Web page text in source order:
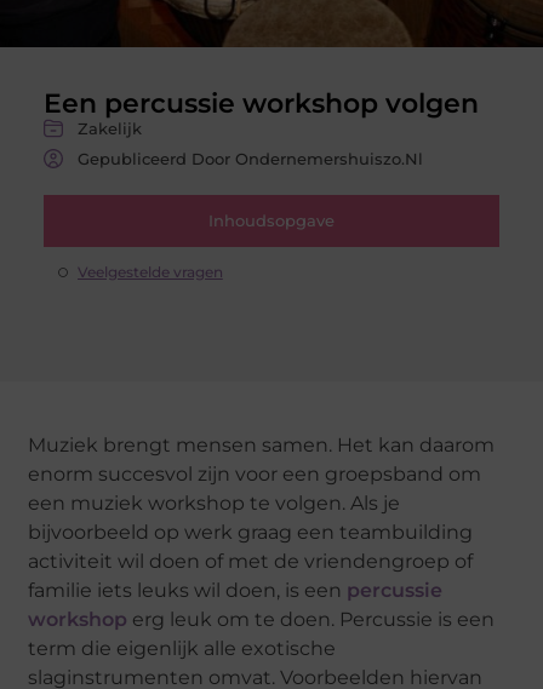
Een percussie workshop volgen
Zakelijk
Gepubliceerd Door Ondernemershuiszo.nl
Inhoudsopgave
Veelgestelde vragen
Muziek brengt mensen samen. Het kan daarom
enorm succesvol zijn voor een groepsband om
een muziek workshop te volgen. Als je
bijvoorbeeld op werk graag een teambuilding
activiteit wil doen of met de vriendengroep of
familie iets leuks wil doen, is een percussie
workshop erg leuk om te doen. Percussie is een
term die eigenlijk alle exotische
slaginstrumenten omvat. Voorbeelden hiervan